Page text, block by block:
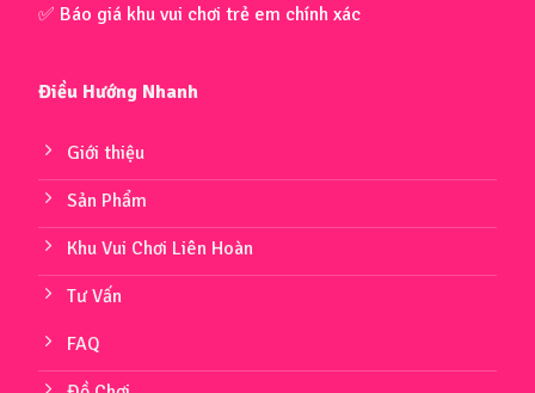
✅ Báo giá khu vui chơi trẻ em chính xác
Điều Hướng Nhanh
Giới thiệu
Sản Phẩm
Khu Vui Chơi Liên Hoàn
Tư Vấn
FAQ